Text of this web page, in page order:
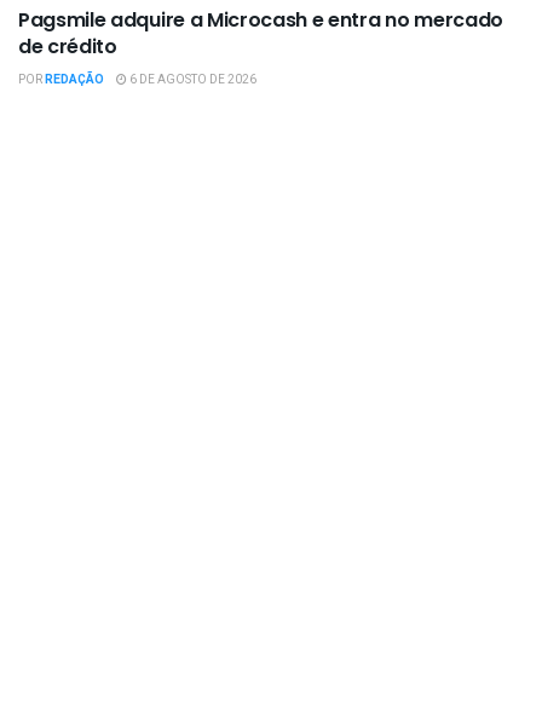
Pagsmile adquire a Microcash e entra no mercado
de crédito
PORREDAÇÃO 6 DE AGOSTO DE 2026